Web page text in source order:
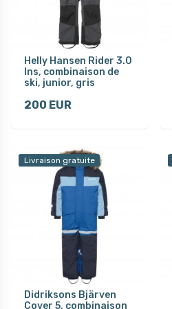
Helly Hansen Rider 3.0
Ins, combinaison de
ski, junior, gris
200 EUR
Livraison gratuite
Didriksons Bjärven
Cover 5, combinaison